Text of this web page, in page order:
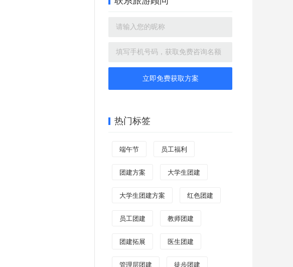
立即免费获取方案
热门标签
端午节 员工福利
团建方案 大学生团建
大学生团建方案 红色团建
员工团建 教师团建
团建拓展 医生团建
管理层团建 徒步团建